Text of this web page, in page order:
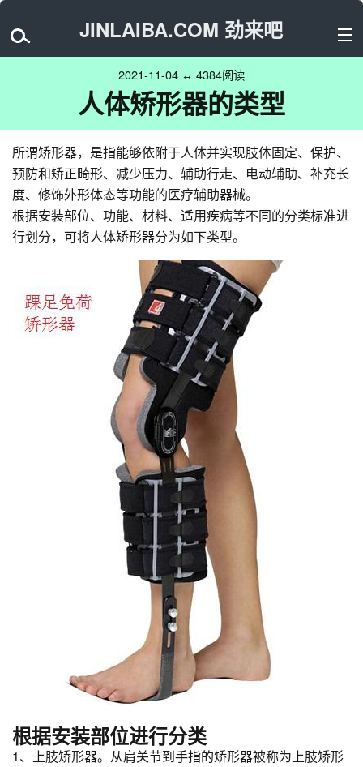
JINLAIBA.COM 劲来吧
2021-11-04 ↔ 4384阅读
人体矫形器的类型
所谓矫形器，是指能够依附于人体并实现肢体固定、保护、
预防和矫正畸形、减少压力、辅助行走、电动辅助、补充长
度、修饰外形体态等功能的医疗辅助器械。
根据安装部位、功能、材料、适用疾病等不同的分类标准进
行划分，可将人体矫形器分为如下类型。
根据安装部位进行分类
1、上肢矫形器。从肩关节到手指的矫形器被称为上肢矫形